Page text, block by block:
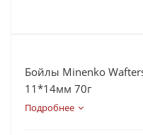
Бойлы Minenko
11*14мм 70г
Подробнее